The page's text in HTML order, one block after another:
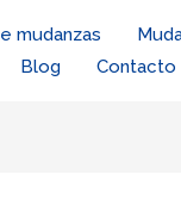
mudanzas
Blog Contacto